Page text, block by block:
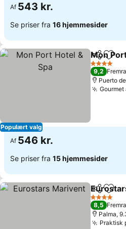
Af 543 kr.
Se priser fra 16 hjemmesider
Populært valg
Del Føj
Mon
4 Stjerner
9,2
Puerto
Af 546 kr.
Se priser fra 15 hjemmesider
Del Føj
4 Stjerner
8,5
Palma,
Praktisk